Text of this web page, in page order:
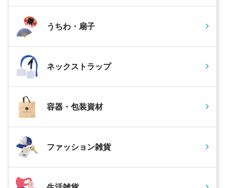
うちわ・扇子
ネックストラップ
容器・包装資材
ファッション雑貨